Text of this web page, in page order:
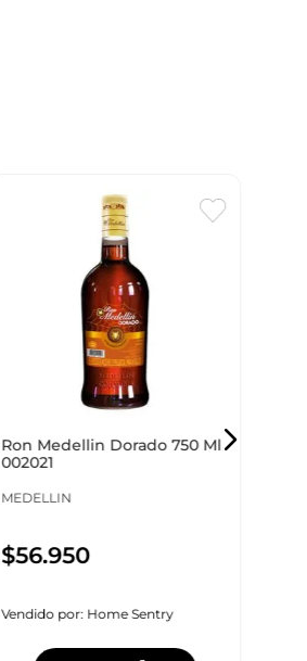
Ron Medellin Dorado 750 Ml
002021
MEDELLIN
$56.950
Vendido por: Home Sentry